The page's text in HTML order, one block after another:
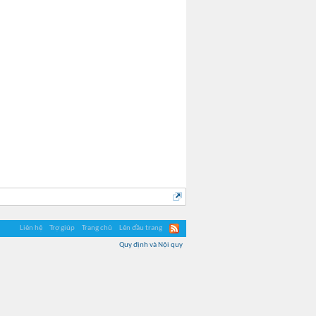
Liên hệ Trợ giúp Trang chủ Lên đầu trang
Quy định và Nội quy